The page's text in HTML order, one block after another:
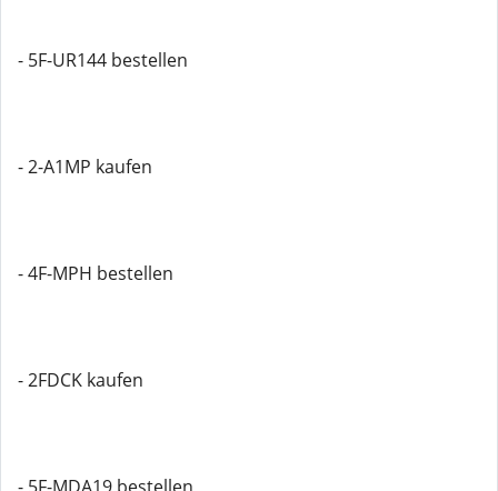
- 5F-UR144 bestellen
- 2-A1MP kaufen
- 4F-MPH bestellen
- 2FDCK kaufen